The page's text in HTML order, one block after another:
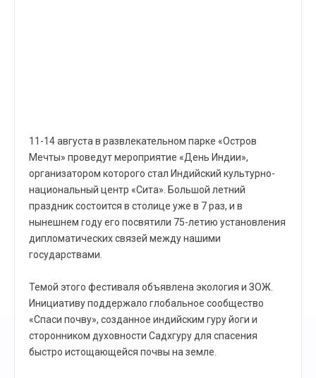
11-14 августа в развлекательном парке «Остров
Мечты» проведут мероприятие «День Индии»,
организатором которого стал Индийский культурно-
национальный центр «Сита». Большой летний
праздник состоится в столице уже в 7 раз, и в
нынешнем году его посвятили 75-летию установления
дипломатических связей между нашими
государствами.
Темой этого фестиваля объявлена экология и ЗОЖ.
Инициативу поддержало глобальное сообщество
«Спаси почву», созданное индийским гуру йоги и
сторонником духовности Садхгуру для спасения
быстро истощающейся почвы на земле.